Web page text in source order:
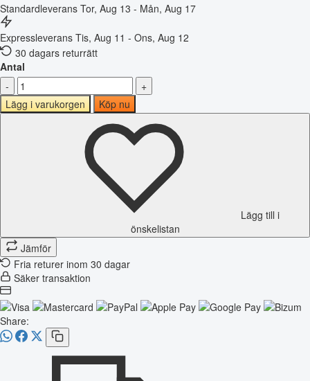
Standardleverans Tor, Aug 13 - Mån, Aug 17
Expressleverans Tis, Aug 11 - Ons, Aug 12
30 dagars returrätt
Antal
-
+
Lägg i varukorgen
Köp nu
Lägg till i
önskelistan
Jämför
Fria returer inom 30 dagar
Säker transaktion
Share: